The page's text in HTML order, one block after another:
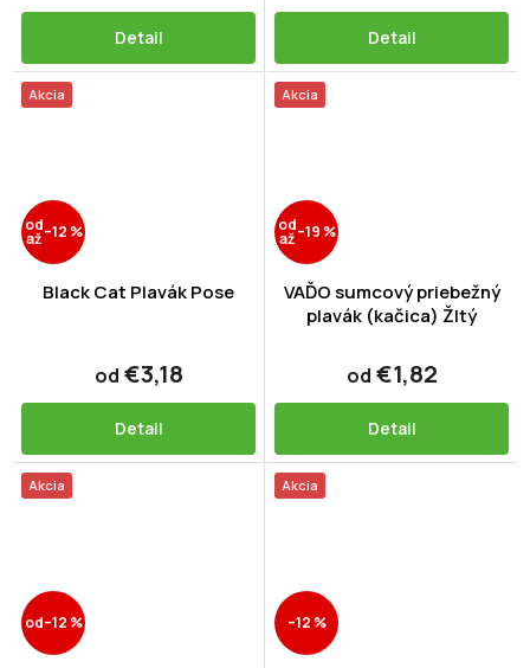
Detail Detail
Akcia
od
až–12 %
Black Cat Plavák Pose
od €3,18
Detail
Akcia
od
až–19 %
VAĎO sumcový priebežný
plavák (kačica) Žltý
od €1,82
Detail
Akcia
od–12 %
Akcia
–12 %